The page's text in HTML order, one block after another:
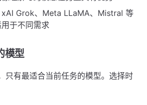
xAI Grok、Meta LLaMA、Mistral 等
于不同需求
模型
只有最适合当前任务的模型。选择时